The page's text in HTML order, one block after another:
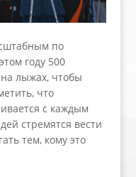
по
году 500
лыжах, чтобы
что
с каждым
стремятся вести
тем, кому это